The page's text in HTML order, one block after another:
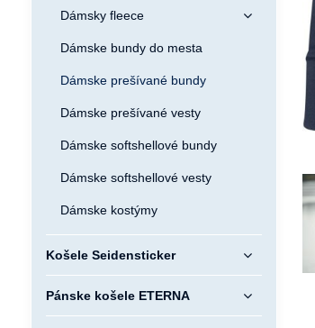
Dámsky fleece
Dámske bundy do mesta
Dámske prešívané bundy
Dámske prešívané vesty
Dámske softshellové bundy
Dámske softshellové vesty
Dámske kostýmy
Košele Seidensticker
Pánske košele ETERNA